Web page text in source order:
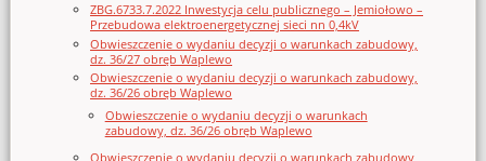
ZBG.6733.7.2022 Inwestycja celu publicznego – Jemiołowo –
Przebudowa elektroenergetycznej sieci nn 0,4kV
Obwieszczenie o wydaniu decyzji o warunkach zabudowy,
dz. 36/27 obręb Waplewo
Obwieszczenie o wydaniu decyzji o warunkach zabudowy,
dz. 36/26 obręb Waplewo
Obwieszczenie o wydaniu decyzji o warunkach
zabudowy, dz. 36/26 obręb Waplewo
Obwieszczenie o wydaniu decyzji o warunkach zabudowy,